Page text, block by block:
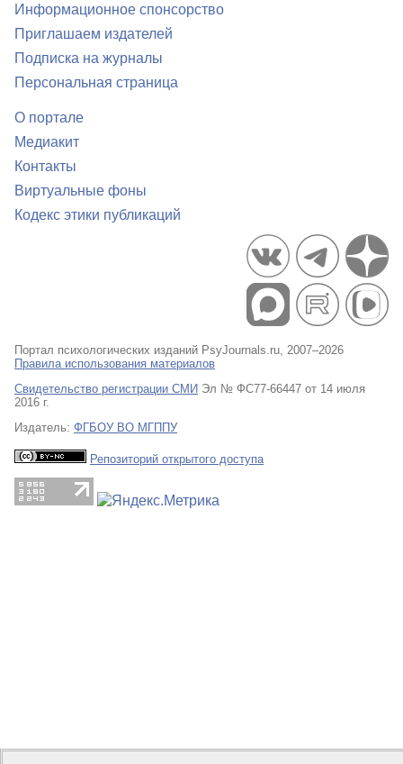
Информационное спонсорство
Приглашаем издателей
Подписка на журналы
Персональная страница
О портале
Медиакит
Контакты
Виртуальные фоны
Кодекс этики публикаций
Портал психологических изданий PsyJournals.ru, 2007–2026
Правила использования материалов
Свидетельство регистрации СМИ Эл № ФС77-66447 от 14 июля
2016 г.
Издатель: ФГБОУ ВО МГППУ
Репозиторий открытого доступа